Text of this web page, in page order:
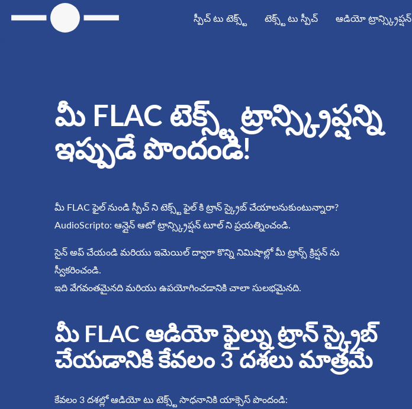
స్పీచ్ టు టెక్స్ట్ టెక్స్ట్ టు స్పీచ్ ఆడియో ట్రాన్స్క్రిప్షన్
మీ FLAC టెక్స్ట్ ట్రాన్స్క్రిప్షన్ని
ఇప్పుడే పొందండి!
మీ FLAC ఫైల్ నుండి స్పీచ్ ని టెక్స్ట్ ఫైల్ కి ట్రాన్ స్క్రైబ్ చేయాలనుకుంటున్నారా?
AudioScripto: ఆన్లైన్ ఆటో ట్రాన్స్క్రిప్షన్ టూల్ ని ప్రయత్నించండి.
సైన్ అప్ చేయండి మరియు ఇమెయిల్ ద్వారా కొన్ని నిమిషాల్లో మీ ట్రాన్స్ క్రిప్షన్ ను
స్వీకరించండి.
ఇది వేగవంతమైనది మరియు ఉపయోగించడానికి చాలా సులభమైనది.
మీ FLAC ఆడియో ఫైల్ను ట్రాన్ స్క్రైబ్
చేయడానికి కేవలం 3 దశలు మాత్రమే
కేవలం 3 దశల్లో ఆడియో టు టెక్స్ట్ సాధనానికి యాక్సెస్ పొందండి: